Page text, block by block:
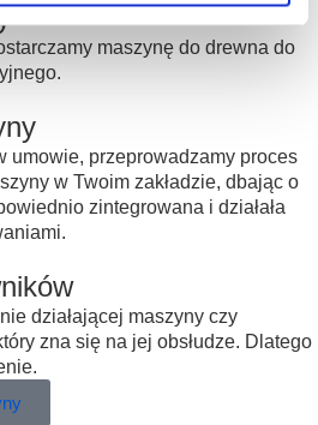
maszynę do drewna do
umowie, przeprowadzamy proces
w Twoim zakładzie, dbając o
zintegrowana i działała
działającej maszyny czy
zna się na jej obsłudze. Dlatego